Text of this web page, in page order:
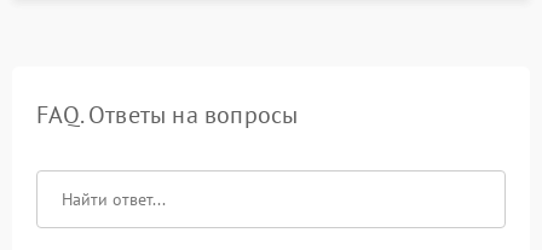
FAQ. Ответы на вопросы